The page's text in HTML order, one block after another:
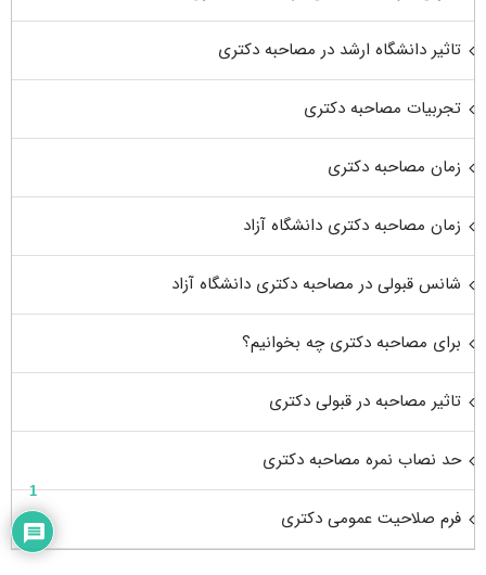
تاثیر دانشگاه ارشد در مصاحبه دکتری
تجربیات مصاحبه دکتری
زمان مصاحبه دکتری
زمان مصاحبه دکتری دانشگاه آزاد
شانس قبولی در مصاحبه دکتری دانشگاه آزاد
برای مصاحبه دکتری چه بخوانیم؟
تاثیر مصاحبه در قبولی دکتری
حد نصاب نمره مصاحبه دکتری
فرم صلاحیت عمومی دکتری
1